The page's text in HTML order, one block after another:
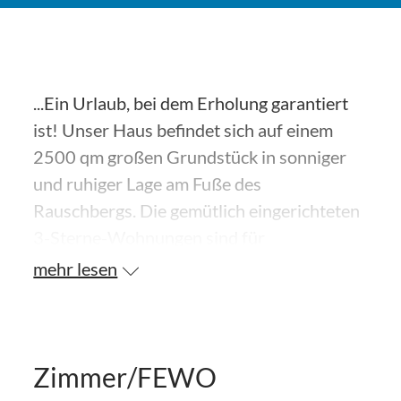
...Ein Urlaub, bei dem Erholung garantiert
ist! Unser Haus befindet sich auf einem
2500 qm großen Grundstück in sonniger
und ruhiger Lage am Fuße des
Rauschbergs. Die gemütlich eingerichteten
Nichtraucher bestimmt, verfügen über
Haus vorbei. Kneippanlage in der Nähe. Für
mehr lesen
Zimmer/FEWO